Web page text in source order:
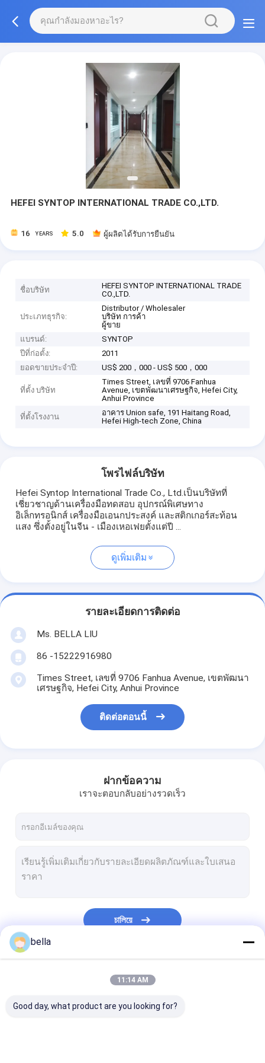
HEFEI SYNTOP INTERNATIONAL TRADE CO.,LTD.
16 YEARS 5.0 ผู้ผลิตได้รับการยืนยัน
ชื่อบริษัท
HEFEI SYNTOP INTERNATIONAL TRADE
CO.,LTD.
ประเภทธุรกิจ:
Distributor / Wholesaler
บริษัท การค้า
ผู้ขาย
แบรนด์:
SYNTOP
ปีที่ก่อตั้ง:
2011
ยอดขายประจำปี:
US$ 200，000 - US$ 500，000
ที่ตั้ง บริษัท
Times Street, เลขที่ 9706 Fanhua
Avenue, เขตพัฒนาเศรษฐกิจ, Hefei City,
Anhui Province
ที่ตั้งโรงงาน
อาคาร Union safe, 191 Haitang Road,
Hefei High-tech Zone, China
โพรไฟล์บริษัท
Hefei Syntop International Trade Co., Ltd.เป็นบริษัทที่
เชี่ยวชาญด้านเครื่องมือทดสอบ อุปกรณ์พิเศษทาง
อิเล็กทรอนิกส์ เครื่องมือเอนกประสงค์ และสติกเกอร์สะท้อน
แสง ซึ่งตั้งอยู่ในจีน - เมืองเหอเฟยตั้งแต่ปี ...
ดูเพิ่มเติม
รายละเอียดการติดต่อ
Ms. BELLA LIU
86 -15222916980
Times Street, เลขที่ 9706 Fanhua Avenue, เขตพัฒนา
เศรษฐกิจ, Hefei City, Anhui Province
ติดต่อตอนนี้
ฝากข้อความ
เราจะตอบกลับอย่างรวดเร็ว
চালিয়ে
bella
11:14 AM
Good day, what product are you looking for?